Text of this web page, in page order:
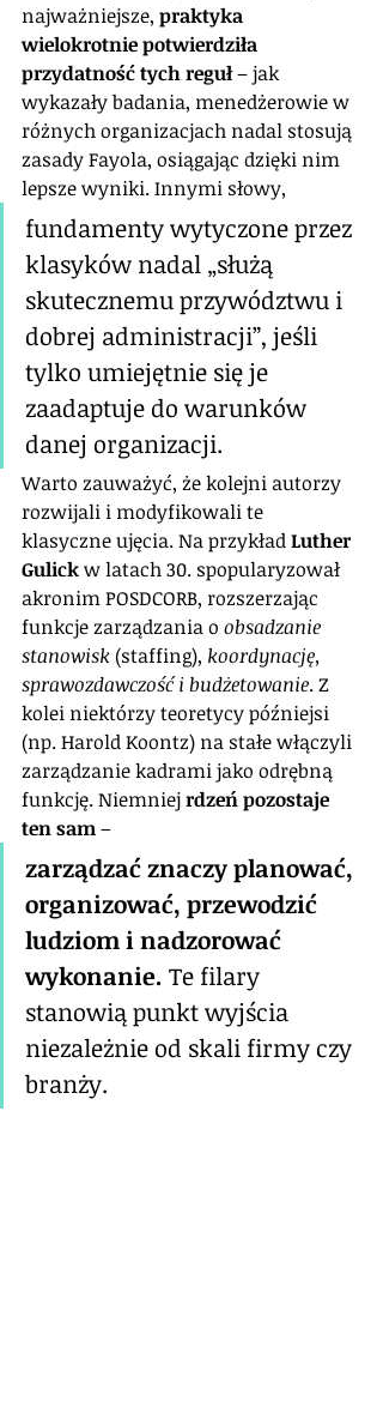
najważniejsze, praktyka
wielokrotnie potwierdziła
przydatność tych reguł – jak
wykazały badania, menedżerowie w
różnych organizacjach nadal stosują
zasady Fayola, osiągając dzięki nim
lepsze wyniki. Innymi słowy,
fundamenty wytyczone przez
klasyków nadal „służą
skutecznemu przywództwu i
dobrej administracji”, jeśli
tylko umiejętnie się je
zaadaptuje do warunków
danej organizacji.
Warto zauważyć, że kolejni autorzy
rozwijali i modyfikowali te
klasyczne ujęcia. Na przykład Luther
Gulick w latach 30. spopularyzował
akronim POSDCORB, rozszerzając
funkcje zarządzania o obsadzanie
stanowisk (staffing), koordynację,
sprawozdawczość i budżetowanie. Z
kolei niektórzy teoretycy późniejsi
(np. Harold Koontz) na stałe włączyli
zarządzanie kadrami jako odrębną
funkcję. Niemniej rdzeń pozostaje
ten sam –
zarządzać znaczy planować,
organizować, przewodzić
ludziom i nadzorować
wykonanie. Te filary
stanowią punkt wyjścia
niezależnie od skali firmy czy
branży.